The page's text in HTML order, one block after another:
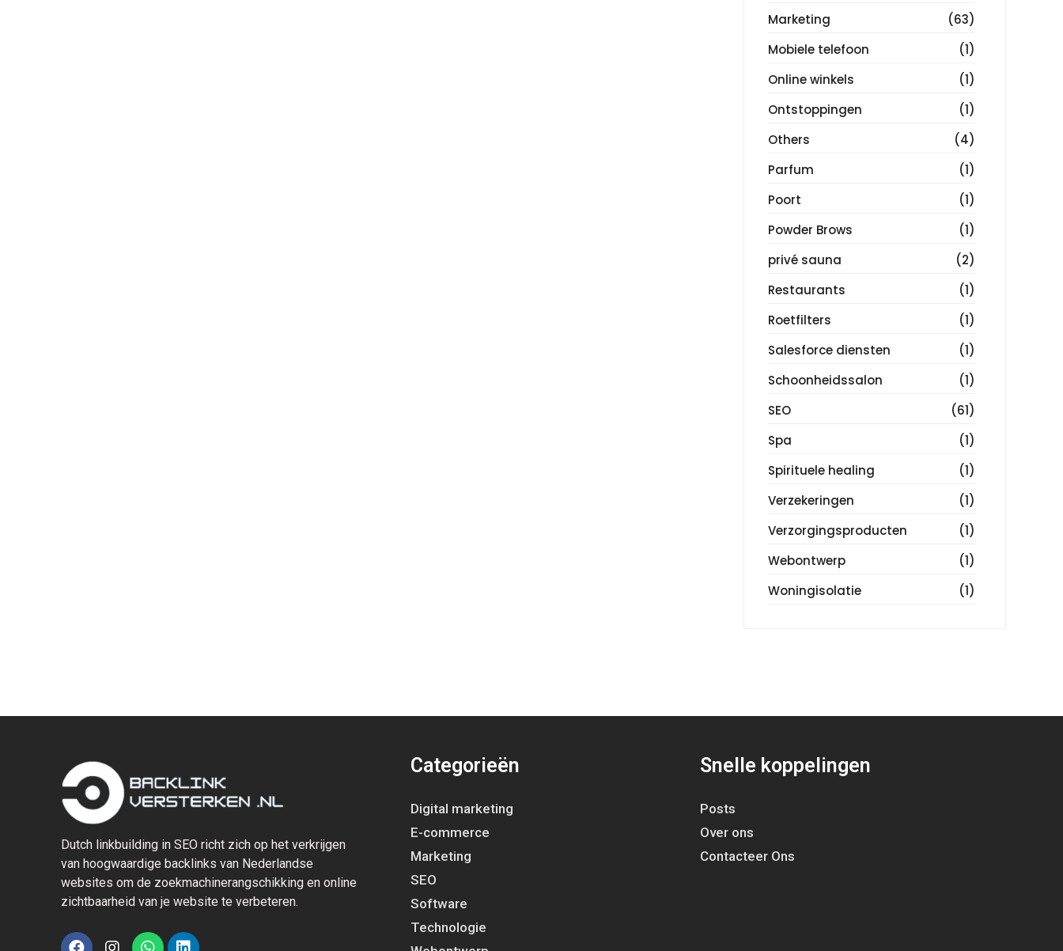
Marketing
(63)
Mobiele telefoon
(1)
Online winkels
(1)
Ontstoppingen
(1)
Others
(4)
Parfum
(1)
Poort
(1)
Powder Brows
(1)
privé sauna
(2)
Restaurants
(1)
Roetfilters
(1)
Salesforce diensten
(1)
Schoonheidssalon
(1)
SEO
(61)
Spa
(1)
Spirituele healing
(1)
Verzekeringen
(1)
Verzorgingsproducten
(1)
Webontwerp
(1)
Woningisolatie
(1)
Dutch linkbuilding in SEO richt zich op het verkrijgen
van hoogwaardige backlinks van Nederlandse
websites om de zoekmachinerangschikking en online
zichtbaarheid van je website te verbeteren.
Categorieën
Digital marketing
E-commerce
Marketing
SEO
Software
Technologie
Snelle koppelingen
Posts
Over ons
Contacteer Ons